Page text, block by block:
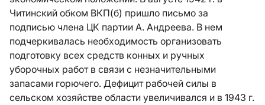
Читинский обком ВКП(б) пришло письмо за
подписью члена ЦК партии А. Андреева. В нем
подчеркивалась необходимость организовать
подготовку всех средств конных и ручных
уборочных работ в связи с незначительными
запасами горючего. Дефицит рабочей силы в
сельском хозяйстве области увеличивался и в 1943 г.